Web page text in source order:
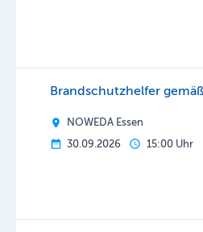
Brandschutzhelfer
NOWEDA Essen
30.09.2026
15:00 Uhr